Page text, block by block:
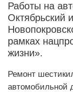
Работы на
Октябрьский
рамках
жизни».
Ремонт
автомобильной